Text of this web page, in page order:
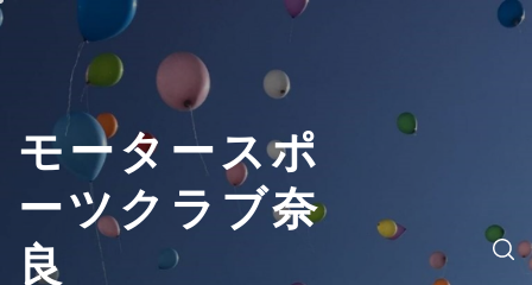
コ
モータースポ
ーツクラブ奈
良